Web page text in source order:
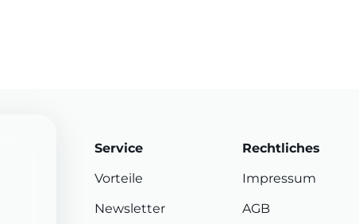
Service
Vorteile
Newsletter
Rechtliches
Impressum
AGB